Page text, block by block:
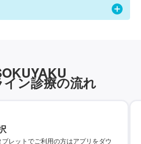
ン診療の流れ
レットでご利用の方はアプリをダウ